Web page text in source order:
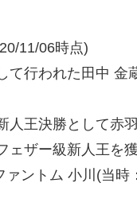
11/06時点)
て行われた田中 金
人王決勝として赤
ザー級新人王を獲
ントム 小川(当時